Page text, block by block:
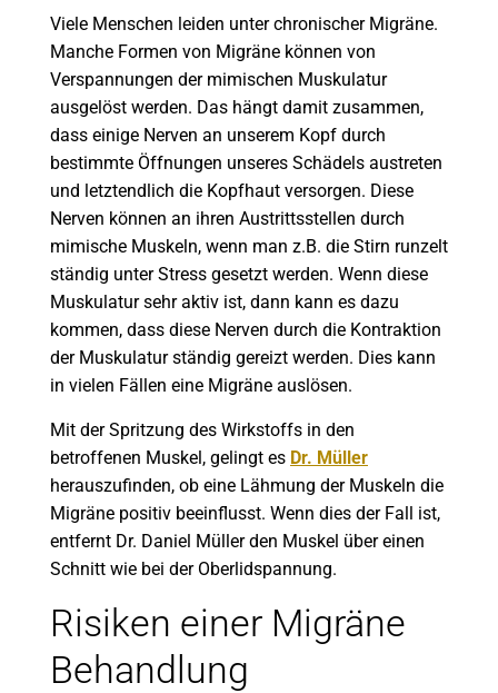
Viele Menschen leiden unter chronischer Migräne.
Manche Formen von Migräne können von
Verspannungen der mimischen Muskulatur
ausgelöst werden. Das hängt damit zusammen,
dass einige Nerven an unserem Kopf durch
bestimmte Öffnungen unseres Schädels austreten
und letztendlich die Kopfhaut versorgen. Diese
Nerven können an ihren Austrittsstellen durch
mimische Muskeln, wenn man z.B. die Stirn runzelt
ständig unter Stress gesetzt werden. Wenn diese
Muskulatur sehr aktiv ist, dann kann es dazu
kommen, dass diese Nerven durch die Kontraktion
der Muskulatur ständig gereizt werden. Dies kann
in vielen Fällen eine Migräne auslösen.
Mit der Spritzung des Wirkstoffs in den
betroffenen Muskel, gelingt es Dr. Müller
herauszufinden, ob eine Lähmung der Muskeln die
Migräne positiv beeinflusst. Wenn dies der Fall ist,
entfernt Dr. Daniel Müller den Muskel über einen
Schnitt wie bei der Oberlidspannung.
Risiken einer Migräne
Behandlung